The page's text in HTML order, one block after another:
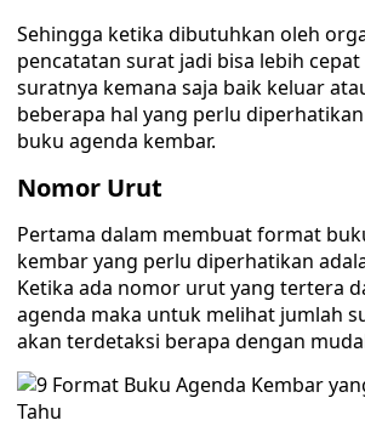
Sehingga ketika dibutuhkan oleh
pencatatan surat jadi bisa lebih
suratnya kemana saja baik keluar
beberapa hal yang perlu
buku agenda kembar.
Nomor Urut
Pertama dalam membuat format
kembar yang perlu diperhatikan
Ketika ada nomor urut yang tertera
agenda maka untuk melihat jumlah
akan terdetaksi berapa dengan